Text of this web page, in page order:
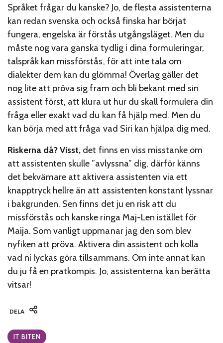
Språket frågar du kanske? Jo, de flesta assistenterna
kan redan svenska och också finska har börjat
fungera, engelska är förstås utgångsläget. Men du
måste nog vara ganska tydlig i dina formuleringar,
talspråk kan missförstås, för att inte tala om
dialekter dem kan du glömma! Överlag gäller det
nog lite att pröva sig fram och bli bekant med sin
assistent först, att klura ut hur du skall formulera din
fråga eller exakt vad du kan få hjälp med. Men du
kan börja med att fråga vad Siri kan hjälpa dig med.
Riskerna då? Visst, det finns en viss misstanke om
att assistenten skulle ”avlyssna” dig, därför känns
det bekvämare att aktivera assistenten via ett
knapptryck hellre än att assistenten konstant lyssnar
i bakgrunden. Sen finns det ju en risk att du
missförstås och kanske ringa Maj-Len istället för
Maija. Som vanligt uppmanar jag den som blev
nyfiken att pröva. Aktivera din assistent och kolla
vad ni lyckas göra tillsammans. Om inte annat kan
du ju få en pratkompis. Jo, assistenterna kan berätta
vitsar!
DELA
Categories:
IT BITEN